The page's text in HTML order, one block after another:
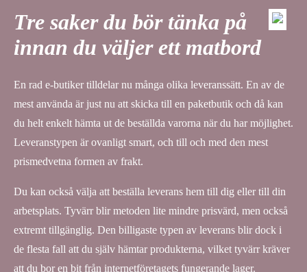
Tre saker du bör tänka på
innan du väljer ett matbord
En rad e-butiker tilldelar nu många olika leveranssätt. En av de
mest använda är just nu att skicka till en paketbutik och då kan
du helt enkelt hämta ut de beställda varorna när du har möjlighet.
Leveranstypen är ovanligt smart, och till och med den mest
prismedvetna formen av frakt.
Du kan också välja att beställa leverans hem till dig eller till din
arbetsplats. Tyvärr blir metoden lite mindre prisvärd, men också
extremt tillgänglig. Den billigaste typen av leverans blir dock i
de flesta fall att du själv hämtar produkterna, vilket tyvärr kräver
att du bor en bit från internetföretagets fungerande lager.